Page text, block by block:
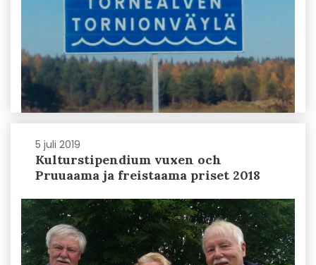
5 juli 2019
Kulturstipendium vuxen och
Pruuaama ja freistaama priset 2018